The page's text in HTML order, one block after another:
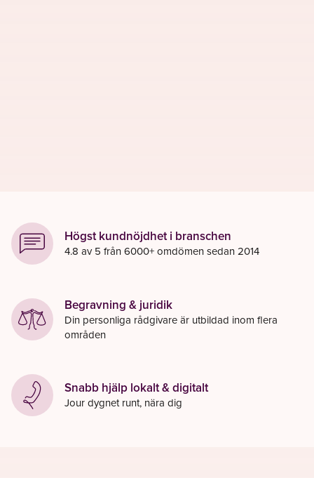
Högst kundnöjdhet i branschen
4.8 av 5 från 6000+ omdömen sedan 2014
Begravning & juridik
Din personliga rådgivare är utbildad inom flera
områden
Snabb hjälp lokalt & digitalt
Jour dygnet runt, nära dig